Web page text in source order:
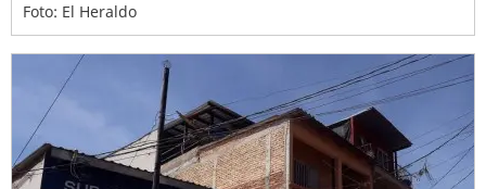
Foto: El Heraldo